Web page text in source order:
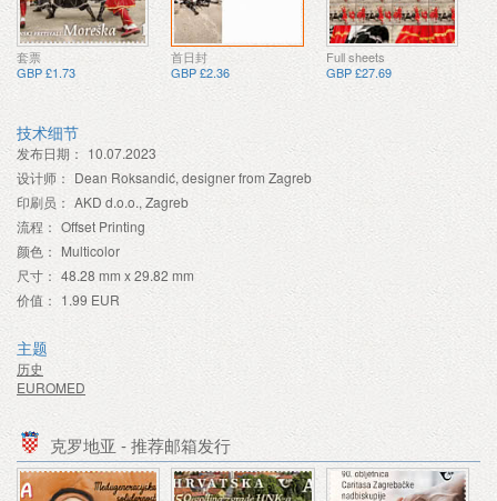
套票
GBP £1.73
首日封
GBP £2.36
Full sheets
GBP £27.69
技术细节
发布日期： 10.07.2023
设计师： Dean Roksandić, designer from Zagreb
印刷员： AKD d.o.o., Zagreb
流程： Offset Printing
颜色： Multicolor
尺寸： 48.28 mm x 29.82 mm
价值： 1.99 EUR
主题
历史
EUROMED
克罗地亚 - 推荐邮箱发行